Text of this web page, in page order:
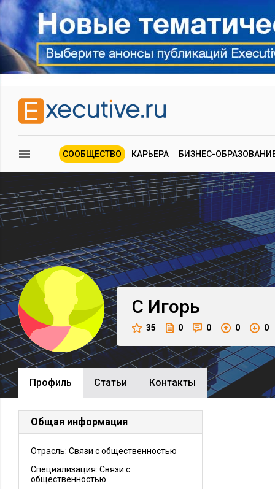
СООБЩЕСТВО КАРЬЕРА БИЗНЕС-
С Игорь
35 0 0 0 0
Профиль Cтатьи Контакты
Общая информация
Отрасль: Связи с общественностью
Специализация: Связи с
общественностью